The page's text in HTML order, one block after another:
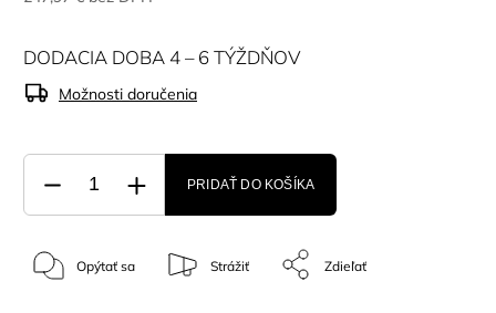
DODACIA DOBA 4 – 6 TÝŽDŇOV
Možnosti doručenia
PRIDAŤ DO KOŠÍKA
Opýtať sa Strážiť Zdieľať